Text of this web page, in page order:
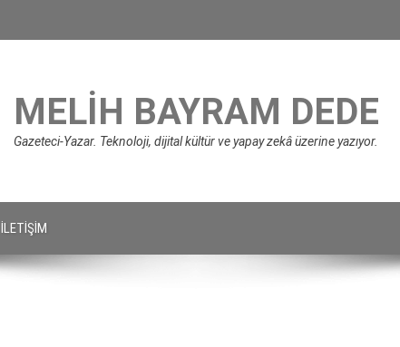
MELIH BAYRAM DEDE
Gazeteci-Yazar. Teknoloji, dijital kültür ve yapay zekâ üzerine yazıyor.
İLETIŞIM